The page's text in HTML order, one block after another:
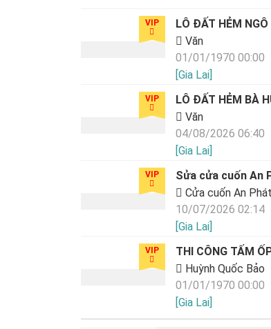
VIP
LÔ ĐẤT HẺM
Văn
01/01/1970 00:00
[Gia Lai]
VIP
LÔ ĐẤT HẺM BÀ
Văn
04/08/2026 06:40
[Gia Lai]
VIP
Sửa cửa cuốn An
Cửa cuốn An Phát
10/07/2026 02:14
[Gia Lai]
VIP
THI CÔNG TẤM
Huỳnh Quốc Bảo
01/01/1970 00:00
[Gia Lai]